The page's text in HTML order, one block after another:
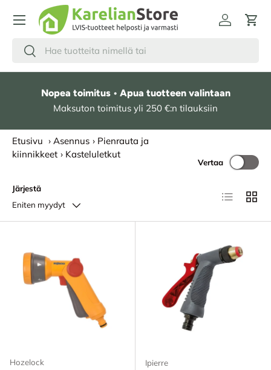
HYPPÄÄ SISÄLTÖÖN
Hae
Etsi
Kirjaudu
Nopea toimitus • Apua tuotteen valintaan
Maksuton toimitus yli 250 €:n tilauksiin
Etusivu › Asennus › Pienrauta ja
kiinnikkeet › Kasteluletkut
Järjestä
Eniten myydyt
Vertaa
Lista
Hozelock Ipierre